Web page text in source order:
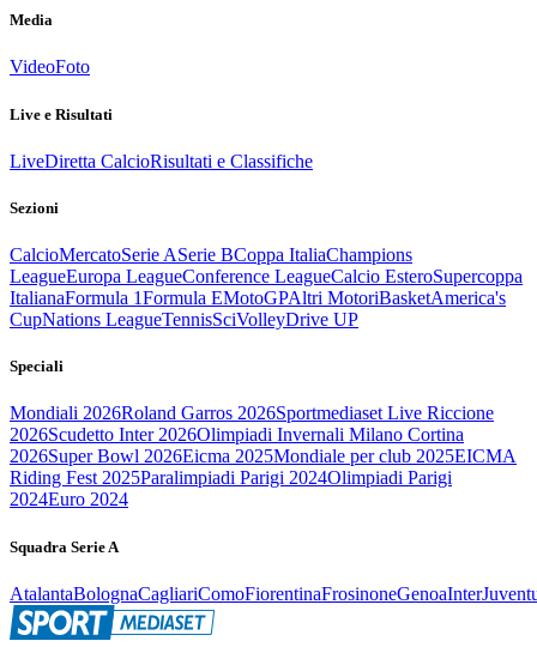
Media
VideoFoto
Live e Risultati
LiveDiretta CalcioRisultati e Classifiche
Sezioni
CalcioMercatoSerie ASerie BCoppa ItaliaChampions
LeagueEuropa LeagueConference LeagueCalcio EsteroSupercoppa
ItalianaFormula 1Formula EMotoGPAltri MotoriBasketAmerica's
CupNations LeagueTennisSciVolleyDrive UP
Speciali
Mondiali 2026Roland Garros 2026Sportmediaset Live Riccione
2026Scudetto Inter 2026Olimpiadi Invernali Milano Cortina
2026Super Bowl 2026Eicma 2025Mondiale per club 2025EICMA
Riding Fest 2025Paralimpiadi Parigi 2024Olimpiadi Parigi
2024Euro 2024
Squadra Serie A
AtalantaBolognaCagliariComoFiorentinaFrosinoneGenoaInter